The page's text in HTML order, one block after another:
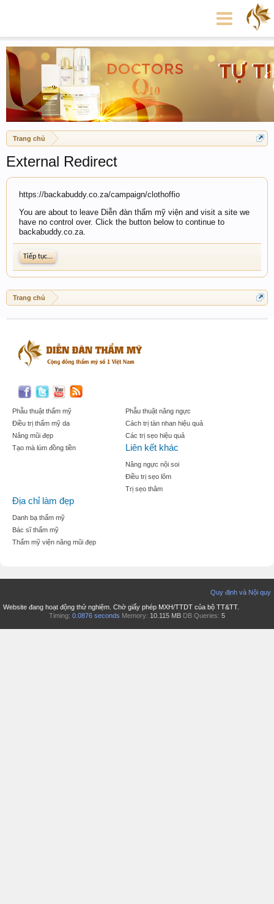
Trang chủ
External Redirect
https://backabuddy.co.za/campaign/clothoffio
You are about to leave Diễn đàn thẩm mỹ viện and visit a site we
have no control over. Click the button below to continue to
backabuddy.co.za.
Tiếp tục...
Trang chủ
Phẫu thuật thẩm mỹ
Điều trị thẩm mỹ da
Nâng mũi đẹp
Tạo mà lúm đồng tiền
Phẫu thuật nâng ngực
Cách trị tàn nhan hiệu quả
Các trị sẹo hiệu quả
Liên kết khác
Nâng ngực nội soi
Điều trị sẹo lõm
Trị sẹo thâm
Địa chỉ làm đẹp
Danh bạ thẩm mỹ
Bác sĩ thẩm mỹ
Thẩm mỹ viện nâng mũi đẹp
Quy định và Nội quy
Website đang hoạt động thử nghiệm. Chờ giấy phép MXH/TTDT của bộ TT&TT.
Timing: 0.0876 seconds Memory: 10.115 MB DB Queries: 5